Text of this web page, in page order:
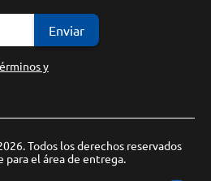
Enviar
y
Todos los derechos reservados
para el área de entrega.